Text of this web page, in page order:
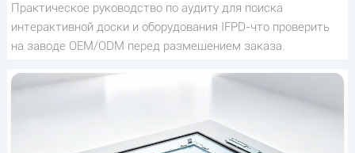
Практическое руководство по аудиту для поиска
интерактивной доски и оборудования IFPD-что проверить
на заводе OEM/ODM перед размещением заказа.